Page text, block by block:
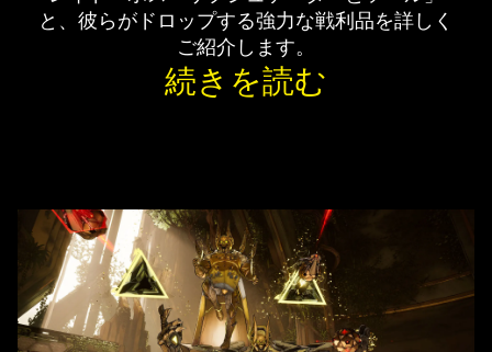
と、彼らがドロップする強力な戦利品を詳しく
ご紹介します。
続きを読む